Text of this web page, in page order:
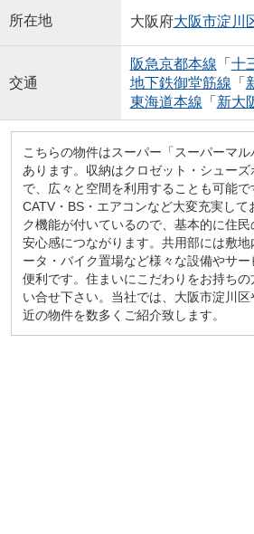
所在地 大阪府大阪市淀川
交通
阪急京都本線 「 十
地下鉄御堂筋線 「
東海道本線 「 新大
こちらの物件はスーパー「スーパーマ
あります。収納はクロゼット・シュー
で、広々と空間を利用することも可能
CATV・BS・エアコンなど大変充実して
ク機能が付いているので、基本的に住
安心感につながります。共用部には敷
ータ・バイク置場など様々な設備やサ
便利です。住まいにこだわりをお持ち
い合せ下さい。当社では、大阪市淀川
近の物件を数多くご紹介致します。